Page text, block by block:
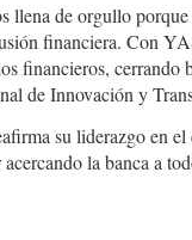
llena de orgullo
financiera. Con
financieros, cerrando
de Innovación y
su liderazgo en
la banca a